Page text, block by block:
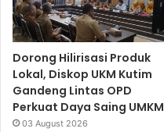
Dorong Hilirisasi Produk
Lokal, Diskop UKM Kutim
Gandeng Lintas OPD
Perkuat Daya Saing UMKM
03 August 2026